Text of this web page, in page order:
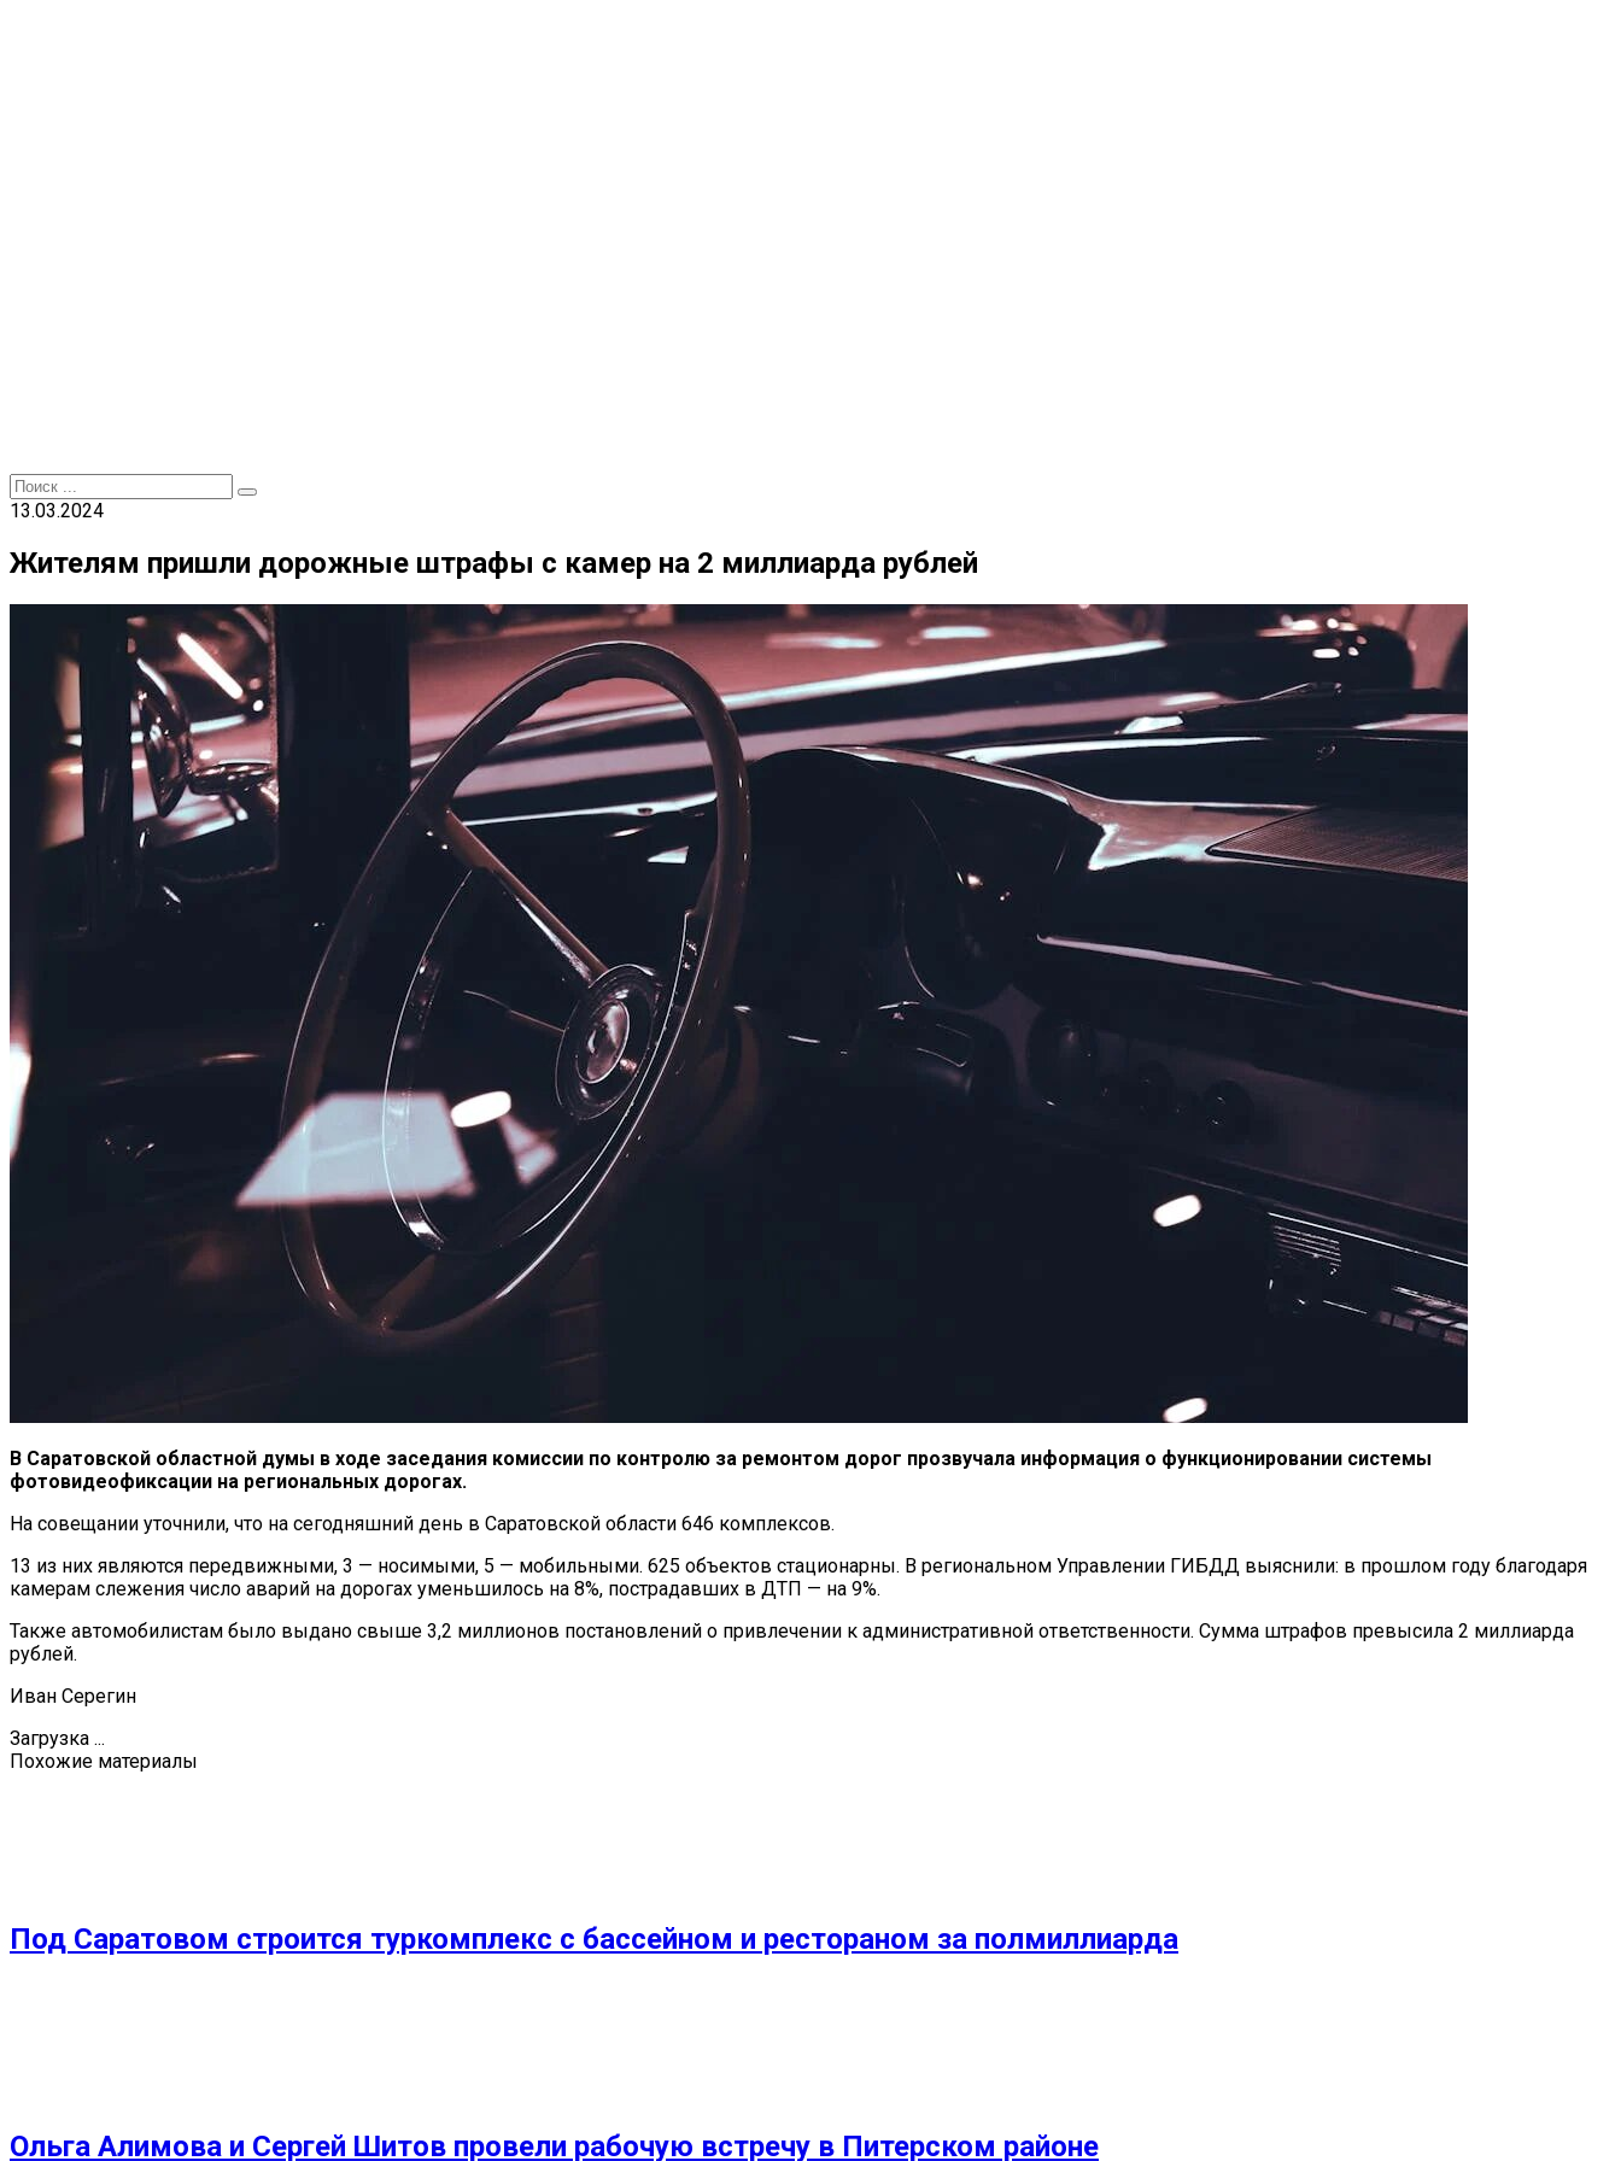
Search
for:
13.03.2024
Жителям пришли дорожные штрафы с камер на 2 миллиарда рублей
В Саратовской областной думы в ходе заседания комиссии по контролю за ремонтом дорог прозвучала информация о функционировании системы
фотовидеофиксации на региональных дорогах.
На совещании уточнили, что на сегодняшний день в Саратовской области 646 комплексов.
13 из них являются передвижными, 3 — носимыми, 5 — мобильными. 625 объектов стационарны. В региональном Управлении ГИБДД выяснили: в прошлом году благодаря
камерам слежения число аварий на дорогах уменьшилось на 8%, пострадавших в ДТП — на 9%.
Также автомобилистам было выдано свыше 3,2 миллионов постановлений о привлечении к административной ответственности. Сумма штрафов превысила 2 миллиарда
рублей.
Иван Серегин
Загрузка ...
Похожие материалы
Под Саратовом строится туркомплекс с бассейном и рестораном за полмиллиарда
Ольга Алимова и Сергей Шитов провели рабочую встречу в Питерском районе